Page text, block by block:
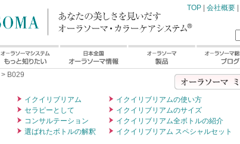
TOP | 会社概要 |
> B029
イクイリブリアム
セラピーとして
コンサルテーション
選ばれたボトルの解釈
イクイリブリアムの使い方
イクイリブリアムのサイズ
イクイリブリアム全ボトルの紹介
イクイリブリアム スペシャルセット